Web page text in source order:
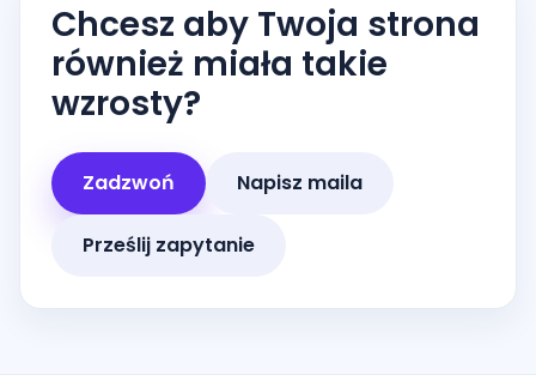
Chcesz aby Twoja strona
również miała takie
wzrosty?
Zadzwoń Napisz maila
Prześlij zapytanie